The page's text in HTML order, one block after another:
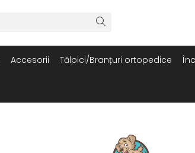
Accesorii Tălpici/Branțuri ortopedice